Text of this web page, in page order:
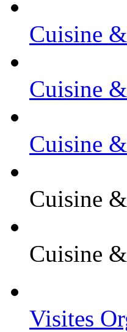
Cuisine
Cuisine
Cuisine
Cuisine
Cuisine
Visites